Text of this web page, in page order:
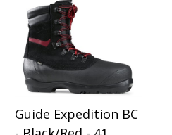
Guide Expedition BC